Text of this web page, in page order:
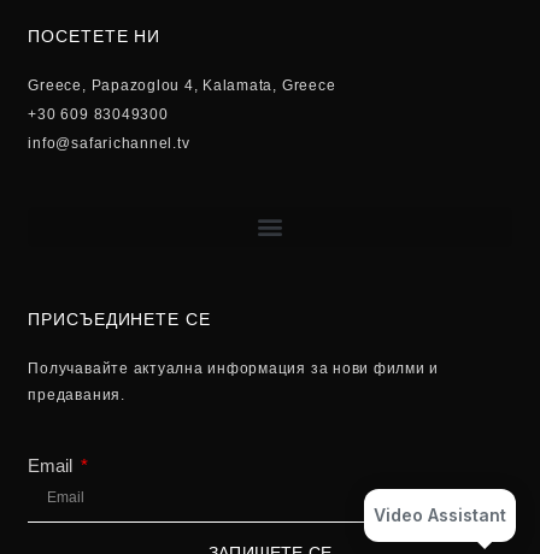
ПОСЕТЕТЕ НИ
Greece, Papazoglou 4, Kalamata, Greece
+30 609 83049300
info@safarichannel.tv
ПРИСЪЕДИНЕТЕ СЕ
Получавайте актуална информация за нови филми и
предавания.
Email
Video Assistant